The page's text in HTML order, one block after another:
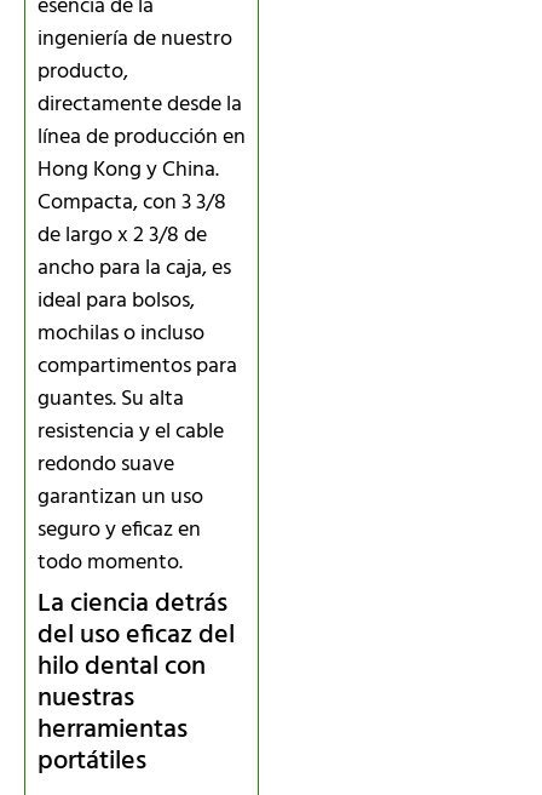
ingeniería de nuestro
producto,
directamente desde la
línea de producción en
Hong Kong y China.
Compacta, con 3 3/8
de largo x 2 3/8 de
ancho para la caja, es
ideal para bolsos,
mochilas o incluso
compartimentos para
guantes. Su alta
resistencia y el cable
redondo suave
garantizan un uso
seguro y eficaz en
todo momento.
La ciencia detrás
del uso eficaz del
hilo dental con
nuestras
herramientas
portátiles